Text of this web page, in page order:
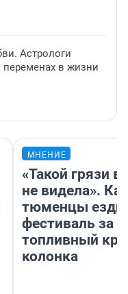
Астрологи
в жизни
МНЕНИЕ
«Такой грязи
не видела».
тюменцы
фестиваль за
топливный
колонка